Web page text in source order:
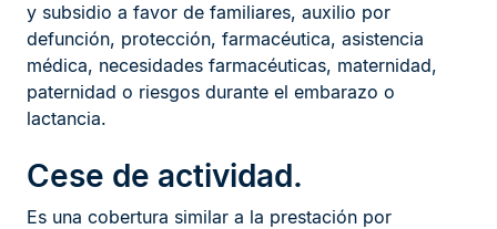
y subsidio a favor de familiares, auxilio por
defunción, protección, farmacéutica, asistencia
médica, necesidades farmacéuticas, maternidad,
paternidad o riesgos durante el embarazo o
lactancia.
Cese de actividad.
Es una cobertura similar a la prestación por